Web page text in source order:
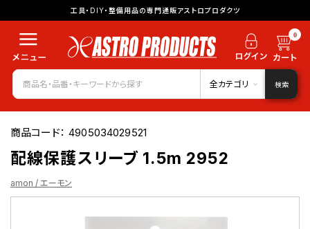
工具・DIY・整備用品の専門通販アストロプロダクツ
0
全カテゴリ 検索
商品コード：4905034029521
配線保護スリーブ 1.5m 2952
amon / エーモン